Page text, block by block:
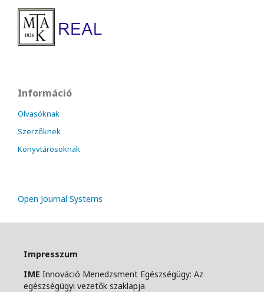
Információ
Olvasóknak
Szerzőknek
Könyvtárosoknak
Open Journal Systems
Impresszum
IME Innováció Menedzsment Egészségügy: Az
egészségügyi vezetők szaklapja